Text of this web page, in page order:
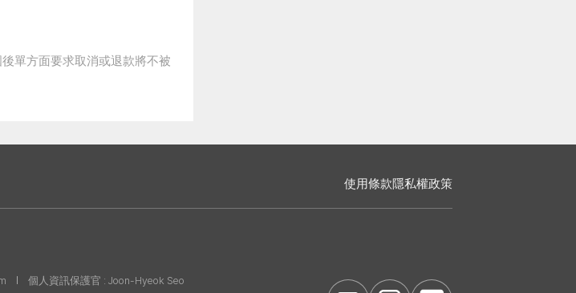
單方面要求取消或退款將不被
使用條款隱私權政策
個人資訊保護官 : Joon-Hyeok Seo